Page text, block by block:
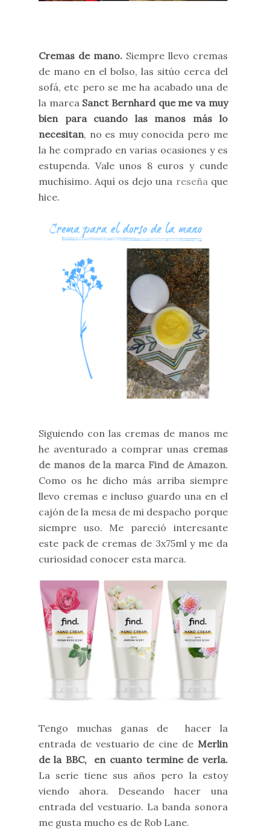
Cremas de mano.Siempre llevo cremas
de mano en el bolso, las sitúo cerca del
sofá, etc pero se me ha acabado una de
la marca Sanct Bernhard que me va muy
bien para cuando las manos más lo
necesitan, no es muy conocida pero me
la he comprado en varias ocasiones y es
estupenda. Vale unos 8 euros y cunde
muchísimo. Aquí os dejo una reseña que
hice.
Siguiendo con las cremas de manos me
he aventurado a comprar unas cremas
de manos de la marca Find de Amazon.
Como os he dicho más arriba siempre
llevo cremas e incluso guardo una en el
cajón de la mesa de mi despacho porque
siempre uso. Me pareció interesante
este pack de cremas de 3x75ml y me da
curiosidad conocer esta marca.
Tengo muchas ganas de hacer la
entrada de vestuario de cine deMerlin
de la BBC, en cuanto termine de verla.
La serie tiene sus años pero la estoy
viendo ahora. Deseando hacer una
entrada del vestuario. La banda sonora
me gusta mucho es de Rob Lane.